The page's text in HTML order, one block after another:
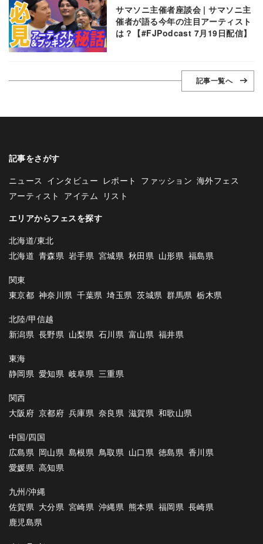
サマソニ主催者座談会 | サマソニ主
催者が語る今年の注目アーティスト
は？【#FJPodcast 7月19日配信】
記事一覧へ
記事をさがす
ニュース インタビュー レポート ファッション 海外フェス
アーティスト アイテム リスト
エリアからフェスを探す
北海道/東北
北海道 青森県 岩手県 宮城県 秋田県 山形県 福島県
関東
東京都 神奈川県 千葉県 埼玉県 茨城県 群馬県 栃木県
北陸/甲信越
新潟県 長野県 山梨県 石川県 富山県 福井県
東海
静岡県 愛知県 岐阜県 三重県
関西
大阪府 京都府 兵庫県 奈良県 滋賀県 和歌山県
中国/四国
広島県 岡山県 島根県 鳥取県 山口県 徳島県 香川県
愛媛県 高知県
九州/沖縄
佐賀県 大分県 宮崎県 沖縄県 熊本県 福岡県 長崎県
鹿児島県